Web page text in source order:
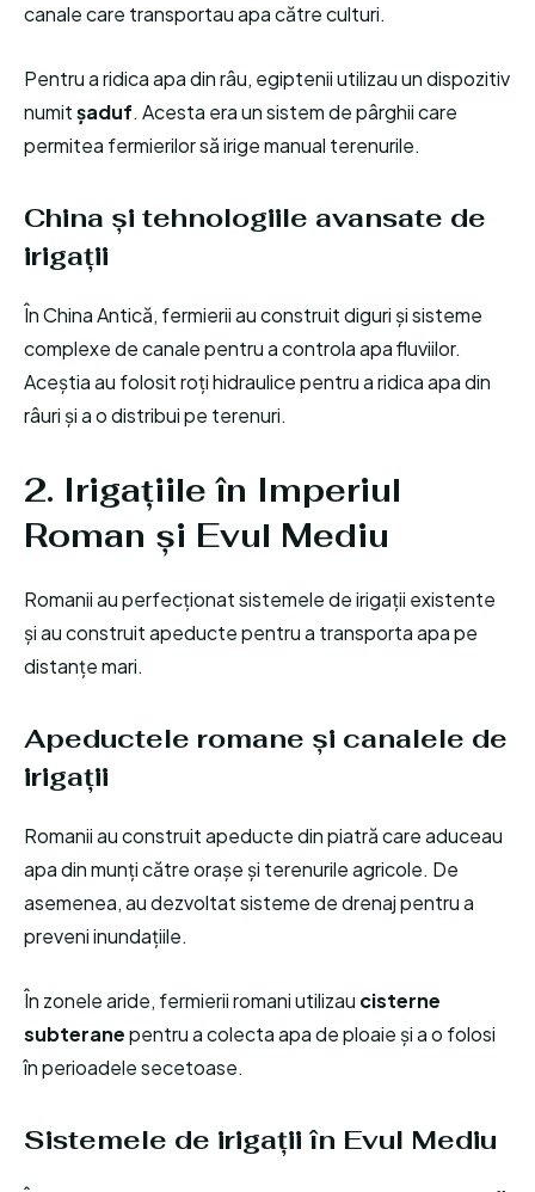
canale care transportau apa către culturi.
Pentru a ridica apa din râu, egiptenii utilizau un dispozitiv
numitșaduf. Acesta era un sistem de pârghii care
permitea fermierilor să irige manual terenurile.
China și tehnologiile avansate de
irigații
În China Antică, fermierii au construit diguri și sisteme
complexe de canale pentru a controla apa fluviilor.
Aceștia au folosit roți hidraulice pentru a ridica apa din
râuri și a o distribui pe terenuri.
2. Irigațiile în Imperiul
Roman și Evul Mediu
Romanii au perfecționat sistemele de irigații existente
și au construit apeducte pentru a transporta apa pe
distanțe mari.
Apeductele romane și canalele de
irigații
Romanii au construit apeducte din piatră care aduceau
apa din munți către orașe și terenurile agricole. De
asemenea, au dezvoltat sisteme de drenaj pentru a
preveni inundațiile.
În zonele aride, fermierii romani utilizau cisterne
subteranepentru a colecta apa de ploaie și a o folosi
în perioadele secetoase.
Sistemele de irigații în Evul Mediu